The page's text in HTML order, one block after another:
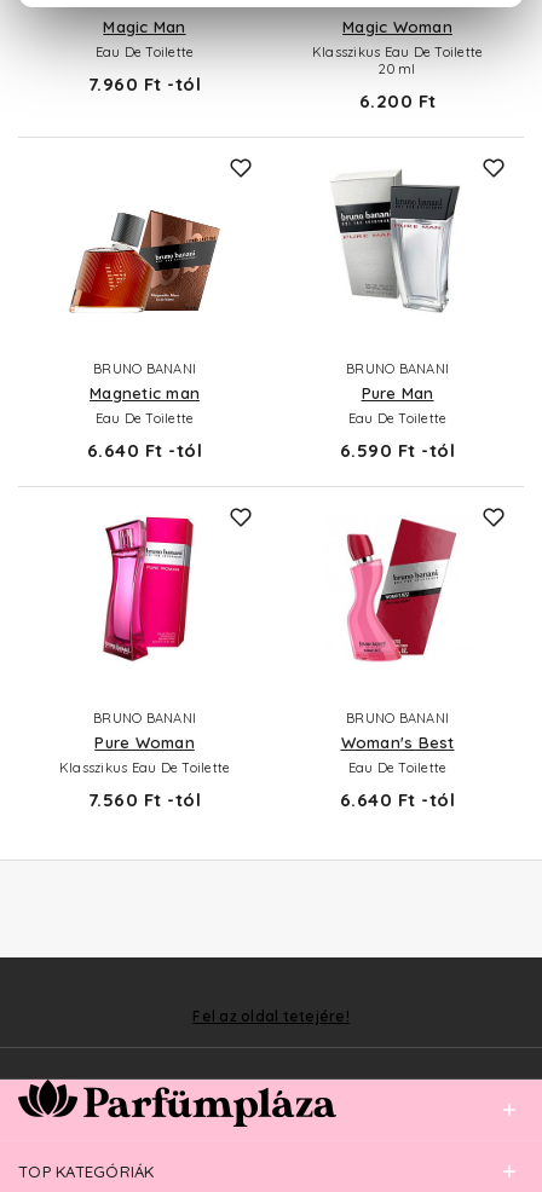
Magic Man
Eau De Toilette
7.960 Ft -tól
Magic Woman
Klasszikus Eau De Toilette
20 ml
6.200 Ft
BRUNO BANANI
Magnetic man
Eau De Toilette
6.640 Ft -tól
BRUNO BANANI
Pure Man
Eau De Toilette
6.590 Ft -tól
BRUNO BANANI
Pure Woman
Klasszikus Eau De Toilette
7.560 Ft -tól
BRUNO BANANI
Woman's Best
Eau De Toilette
6.640 Ft -tól
Fel az oldal tetejére!
TOP KATEGÓRIÁK